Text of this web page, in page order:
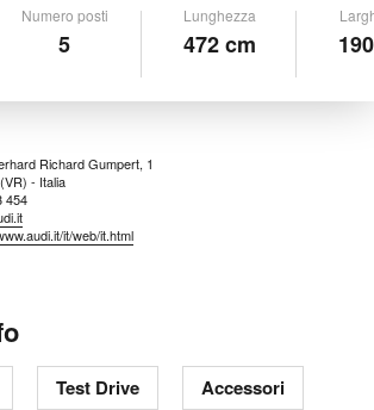
Numero posti
5
Lunghezza
472 cm
Richard Gumpert, 1
- Italia
454
it/web/it.html
Test Drive Accessori